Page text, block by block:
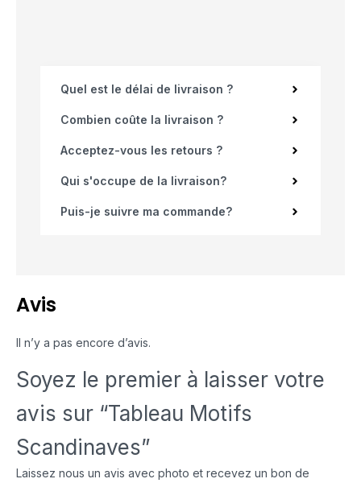
Quel est le délai de livraison ?
Combien coûte la livraison ?
Acceptez-vous les retours ?
Qui s'occupe de la livraison?
Puis-je suivre ma commande?
Avis
Il n’y a pas encore d’avis.
Soyez le premier à laisser votre
avis sur “Tableau Motifs
Scandinaves”
Laissez nous un avis avec photo et recevez un bon de